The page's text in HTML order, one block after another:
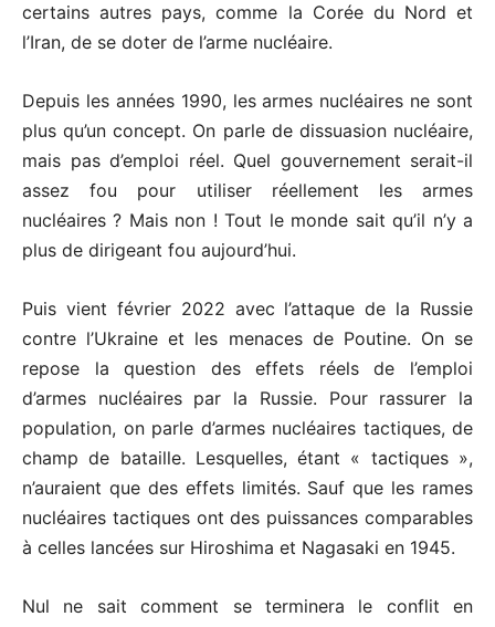
certains autres pays, comme la Corée du Nord et
l’Iran, de se doter de l’arme nucléaire.
Depuis les années 1990, les armes nucléaires ne sont
plus qu’un concept. On parle de dissuasion nucléaire,
mais pas d’emploi réel. Quel gouvernement serait-il
assez fou pour utiliser réellement les armes
nucléaires ? Mais non ! Tout le monde sait qu’il n’y a
plus de dirigeant fou aujourd’hui.
Puis vient février 2022 avec l’attaque de la Russie
contre l’Ukraine et les menaces de Poutine. On se
repose la question des effets réels de l’emploi
d’armes nucléaires par la Russie. Pour rassurer la
population, on parle d’armes nucléaires tactiques, de
champ de bataille. Lesquelles, étant « tactiques »,
n’auraient que des effets limités. Sauf que les rames
nucléaires tactiques ont des puissances comparables
à celles lancées sur Hiroshima et Nagasaki en 1945.
Nul ne sait comment se terminera le conflit en